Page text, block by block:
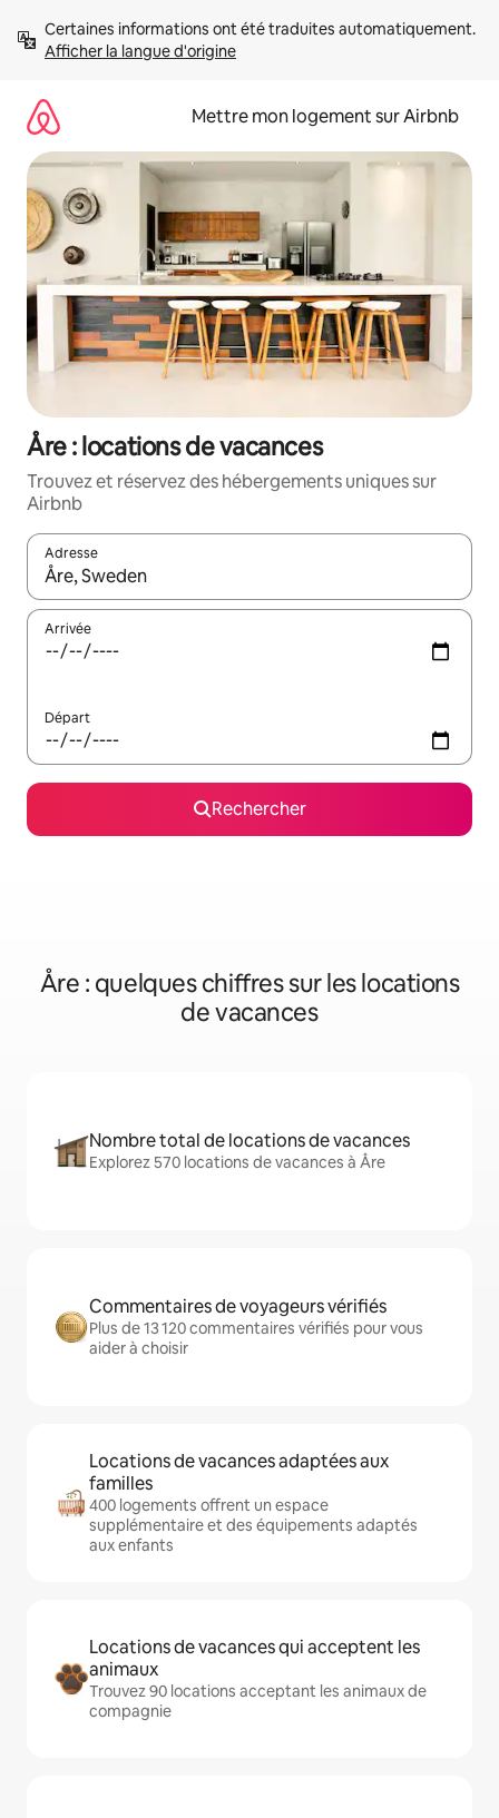
directement
Afficher la langue d'origine
Mettre mon logement sur Airbnb
Åre : locations de vacances
Trouvez et réservez des hébergements uniques sur
Airbnb
Adresse
Lorsque les résultats s'affichent, utilisez les flèches vers le
Arrivée
Départ
Rechercher
Åre : quelques chiffres sur les locations
de vacances
Nombre total de locations de vacances
Explorez 570 locations de vacances à Åre
Commentaires de voyageurs vérifiés
Plus de 13 120 commentaires vérifiés pour vous
aider à choisir
Locations de vacances adaptées aux
familles
400 logements offrent un espace
supplémentaire et des équipements adaptés
aux enfants
Locations de vacances qui acceptent les
animaux
Trouvez 90 locations acceptant les animaux de
compagnie